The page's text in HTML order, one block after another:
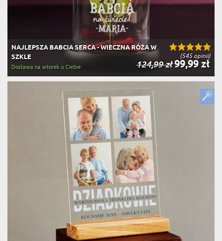
(545 opinii)
NAJLEPSZA BABCIA SERCA - WIECZNA RÓŻA W
SZKLE
124,99 zł99,99 zł
Dostawa na wtorek u Ciebie